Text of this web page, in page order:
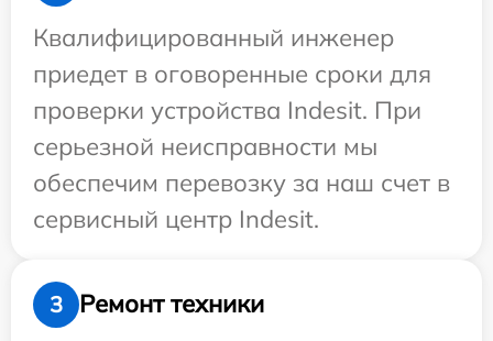
Квалифицированный инженер
приедет в оговоренные сроки для
проверки устройства Indesit. При
серьезной неисправности мы
обеспечим перевозку за наш счет в
сервисный центр Indesit.
3
Ремонт техники